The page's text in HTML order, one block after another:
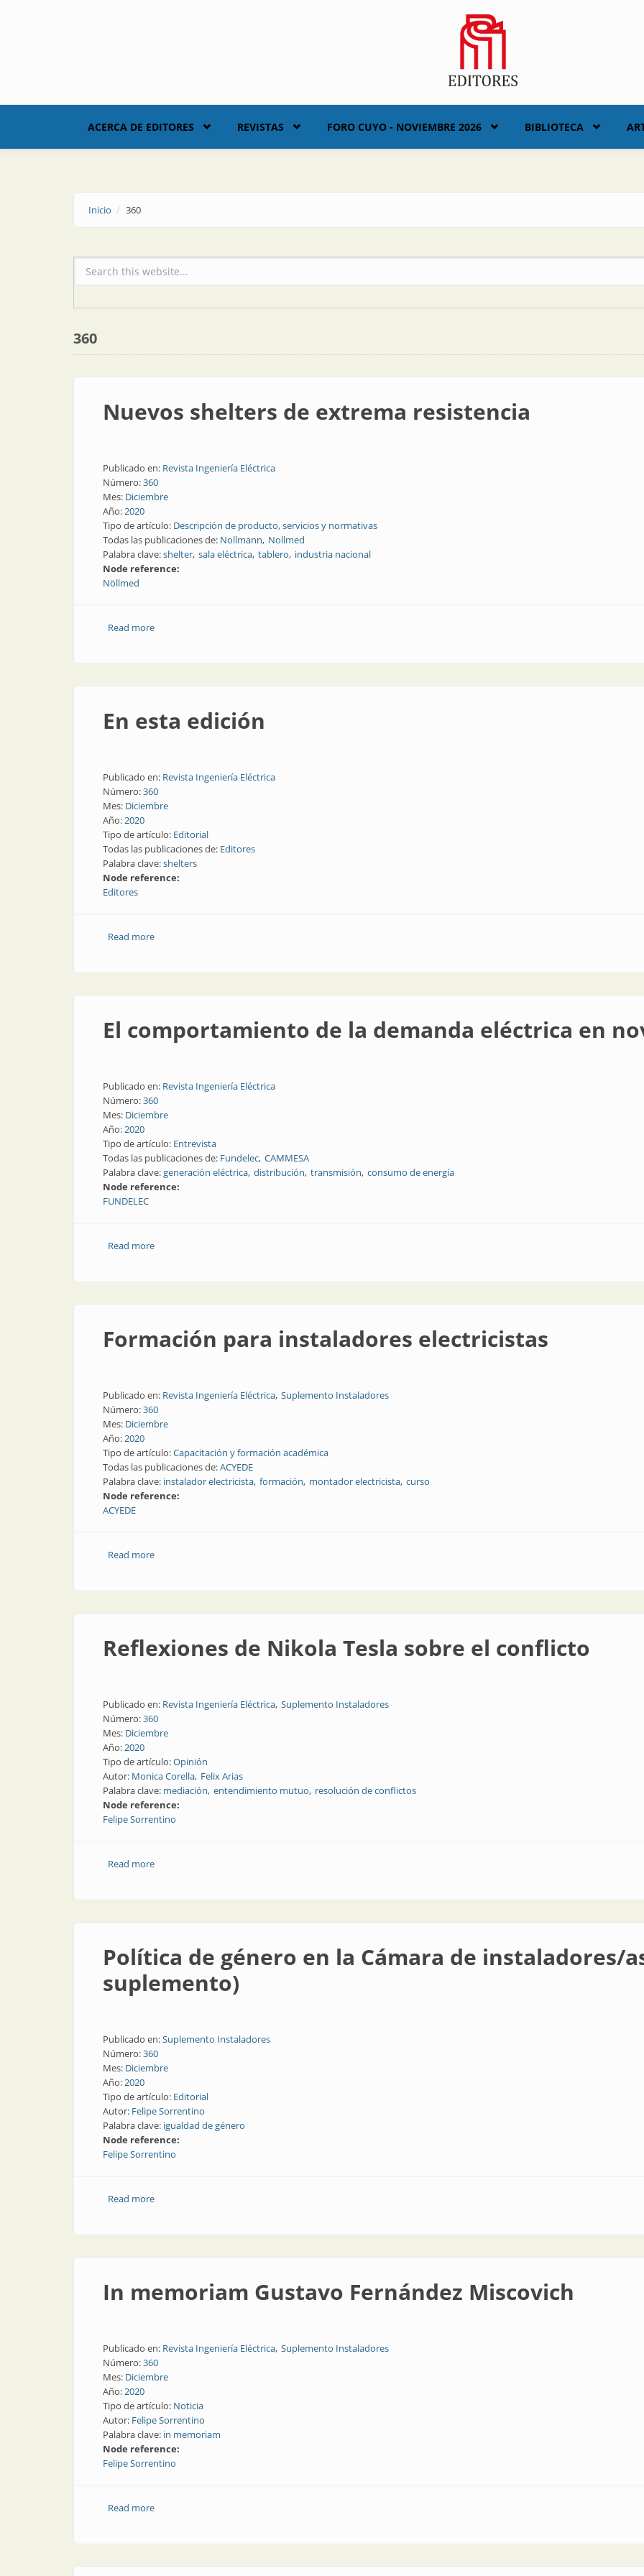
ACERCA DE EDITORES REVISTAS FORO CUYO - NOVIEMBRE 2026 BIBLIOTECA
Inicio 360
Formulario de búsqueda
360
Nuevos shelters de extrema resistencia
Publicado en: Revista Ingeniería Eléctrica
Número:360
Mes: Diciembre
Año:2020
Tipo de artículo: Descripción de producto, servicios y normativas
Todas las publicaciones de: Nollmann Nollmed
Palabra clave:shelter sala eléctrica tablero industria nacional
Node reference:
Nöllmed
Read moreabout Nuevos shelters de extrema resistencia
En esta edición
Publicado en: Revista Ingeniería Eléctrica
Número:360
Mes: Diciembre
Año:2020
Tipo de artículo: Editorial
Todas las publicaciones de: Editores
Palabra clave:shelters
Node reference:
Editores
Read moreabout En esta edición
El comportamiento de la demanda eléctrica en
Publicado en: Revista Ingeniería Eléctrica
Número:360
Mes: Diciembre
Año:2020
Tipo de artículo: Entrevista
Todas las publicaciones de: Fundelec CAMMESA
Palabra clave:generación eléctrica distribución transmisión consumo de energía
Node reference:
FUNDELEC
Read moreabout El comportamiento de la demanda eléctrica en noviembre
Formación para instaladores electricistas
Publicado en: Revista Ingeniería Eléctrica Suplemento Instaladores
Número:360
Mes: Diciembre
Año:2020
Tipo de artículo:Capacitación y formación académica
Todas las publicaciones de:ACYEDE
Palabra clave: instalador electricista formación montador electricista curso
Node reference:
ACYEDE
Read moreabout Formación para instaladores electricistas
Reflexiones de Nikola Tesla sobre el conflicto
Publicado en: Revista Ingeniería Eléctrica Suplemento Instaladores
Número:360
Mes: Diciembre
Año:2020
Tipo de artículo:Opinión
Autor: Monica Corella Felix Arias
Palabra clave: mediación entendimiento mutuo resolución de conflictos
Node reference:
Felipe Sorrentino
Read moreabout Reflexiones de Nikola Tesla sobre el conflicto
Política de género en la Cámara de instaladores/
suplemento)
Publicado en:Suplemento Instaladores
Número:360
Mes: Diciembre
Año:2020
Tipo de artículo: Editorial
Autor: Felipe Sorrentino
Palabra clave: igualdad de género
Node reference:
Felipe Sorrentino
Read moreabout Política de género en la Cámara de instaladores/as (y en este suplemento)
In memoriam Gustavo Fernández Miscovich
Publicado en: Revista Ingeniería Eléctrica Suplemento Instaladores
Número:360
Mes: Diciembre
Año:2020
Tipo de artículo: Noticia
Autor: Felipe Sorrentino
Palabra clave: in memoriam
Node reference:
Felipe Sorrentino
Read moreabout In memoriam Gustavo Fernández Miscovich